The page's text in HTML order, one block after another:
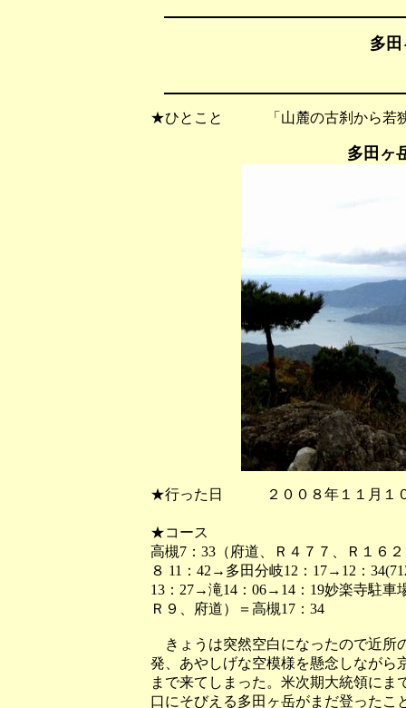
多田
★ひとこと 「山麓の古刹から若狭
多田ヶ
★行った日 ２００８年１１月
★コース
高槻7：33（府道、Ｒ４７７、Ｒ１６
８ 11：42→多田分岐12：17→12：
13：27→滝14：06→14：19妙楽寺駐車
Ｒ９、府道）＝高槻17：34
きょうは突然空白になったので近所
発、あやしげな空模様を懸念しながら
まで来てしまった。米次期大統領に
口にそびえる多田ヶ岳がまだ登ったこ